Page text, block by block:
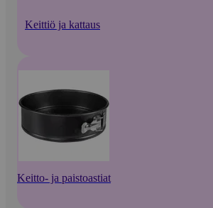
Keittiö ja kattaus
Keitto- ja paistoastiat